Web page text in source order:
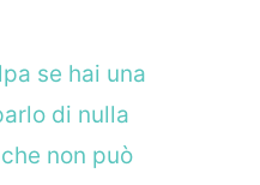
se hai una
di nulla
non può